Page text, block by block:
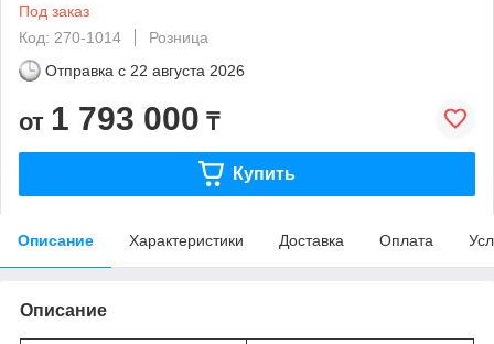
Под заказ
Код: 270-1014
Розница
Отправка с 22 августа 2026
от 1 793 000 ₸
Купить
Описание Характеристики Доставка Оплата
Описание